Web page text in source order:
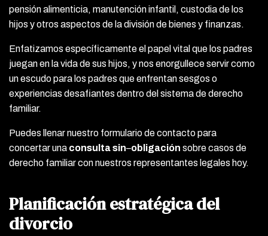
pensión alimenticia, manutención infantil, custodia de los
hijos y otros aspectos de la división de bienes y finanzas.
Enfatizamos específicamente el papel vital que los padres
juegan en la vida de sus hijos, y nos enorgullece servir como
un escudo para los padres que enfrentan sesgos o
experiencias desafiantes dentro del sistema de derecho
familiar.
Puedes llenar nuestro formulario de contacto para
concertar una consultasin–obligación sobre casos de
derecho familiar con nuestros representantes legales hoy.
Planificación estratégica del
divorcio